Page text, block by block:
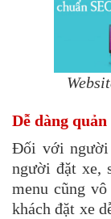
Dễ dàng
Đối với người
người đặt xe,
menu cũng
khách đặt xe